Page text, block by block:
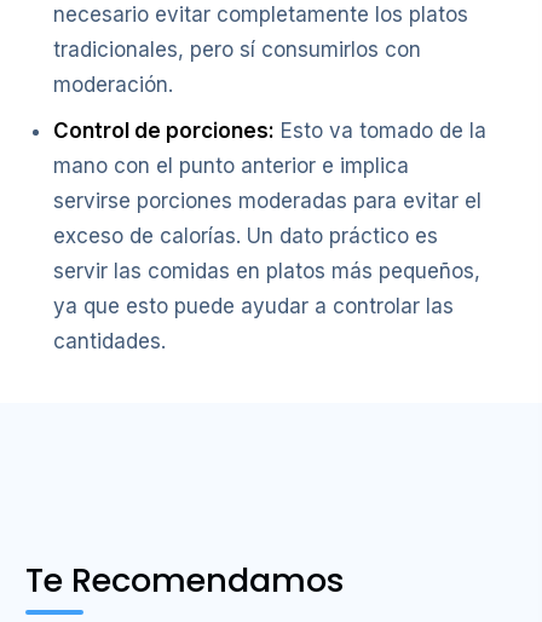
necesario evitar completamente los platos
tradicionales, pero sí consumirlos con
moderación.
Control de porciones: Esto va tomado de la
mano con el punto anterior e implica
servirse porciones moderadas para evitar el
exceso de calorías. Un dato práctico es
servir las comidas en platos más pequeños,
ya que esto puede ayudar a controlar las
cantidades.
Te Recomendamos